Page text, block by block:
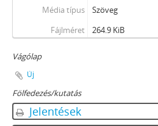
Média típus
Szöveg
Fájlméret
264.9 KiB
Vágólap
Új
Fölfedezés/kutatás
Jelentések